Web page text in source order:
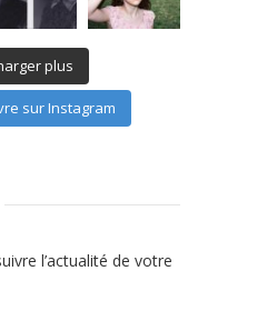
plus
sur Instagram
l’actualité de votre